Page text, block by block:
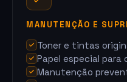
MANUTENÇÃO E
Toner e tintas
Papel especial para
Manutenção